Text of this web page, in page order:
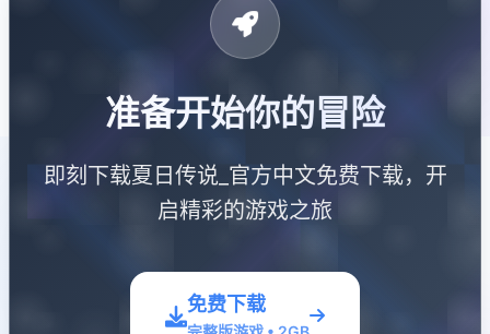
准备开始你的冒险
即刻下载夏日传说_官方中文免费下载，开
启精彩的游戏之旅
免费下载